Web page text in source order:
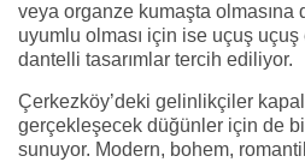
veya organze kumaşta olmasına
uyumlu olması için ise uçuş
dantelli tasarımlar tercih ediliyor.
Çerkezköy’deki gelinlikçiler
gerçekleşecek düğünler için de
sunuyor. Modern, bohem,